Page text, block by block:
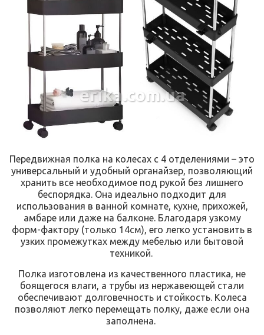
erika.com.ua
Передвижная полка на колесах с 4 отделениями – это
универсальный и удобный органайзер, позволяющий
хранить все необходимое под рукой без лишнего
беспорядка. Она идеально подходит для
использования в ванной комнате, кухне, прихожей,
амбаре или даже на балконе. Благодаря узкому
форм-фактору (только 14см), его легко установить в
узких промежутках между мебелью или бытовой
техникой.
Полка изготовлена ​​из качественного пластика, не
боящегося влаги, а трубы из нержавеющей стали
обеспечивают долговечность и стойкость. Колеса
позволяют легко перемещать полку, даже если она
заполнена.